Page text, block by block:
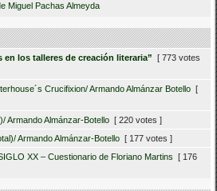
Miguel Pachas Almeyda
en los talleres de creación literaria”
[ 773 votes
Crucifixion/ Armando Almánzar Botello [
Armando Almánzar-Botello [ 220 votes ]
Armando Almánzar-Botello [ 177 votes ]
XX – Cuestionario de Floriano Martins
[ 176